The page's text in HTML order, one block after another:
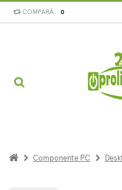
COMPARĂ 0
Componente PC